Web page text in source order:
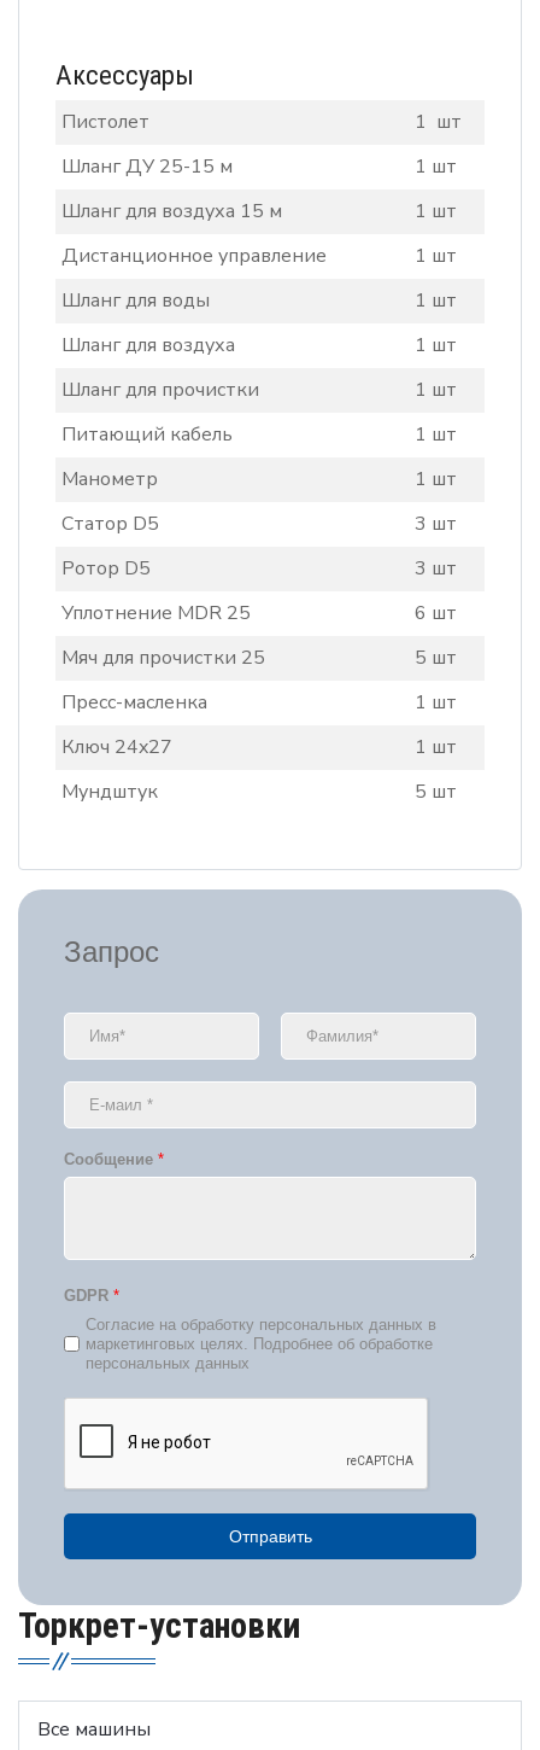
Аксессуары
Пистолет
1 шт
Шланг ДУ 25-15 м
1 шт
Шланг для воздуха 15 м
1 шт
Дистанционное управление
1 шт
Шланг для воды
1 шт
Шланг для воздуха
1 шт
Шланг для прочистки
1 шт
Питающий кабель
1 шт
Манометр
1 шт
Статор D5
3 шт
Ротор D5
3 шт
Уплотнение MDR 25
6 шт
Мяч для прочистки 25
5 шт
Пресс-масленка
1 шт
Ключ 24x27
1 шт
Мундштук
5 шт
Запрос
Сообщение *
GDPR *
Согласие на обработку персональных данных в
маркетинговых целях. Подробнее об обработке
персональных данных
Отправить
Торкрет-установки
Все машины